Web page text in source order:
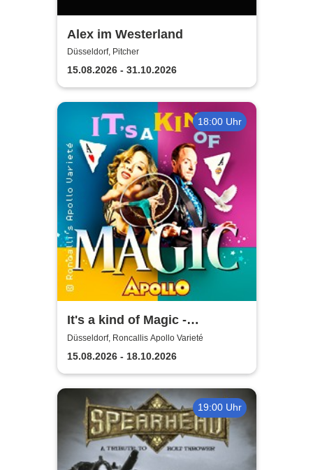
Alex im Westerland
Düsseldorf, Pitcher
15.08.2026 - 31.10.2026
18:00 Uhr
It's a kind of Magic -
Roncalli's Apollo Varieté
Düsseldorf, Roncallis Apollo Varieté
15.08.2026 - 18.10.2026
19:00 Uhr